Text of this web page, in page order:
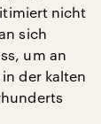
nicht
sich
um an
der kalten